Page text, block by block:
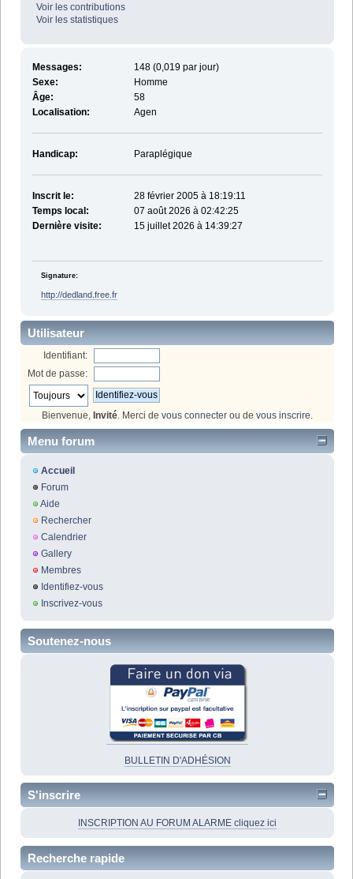
Voir les contributions
Voir les statistiques
Messages:
148 (0,019 par jour)
Sexe:
Homme
Âge:
58
Localisation:
Agen
Handicap: Paraplégique
Inscrit le:
28 février 2005 à 18:19:11
Temps local:
07 août 2026 à 02:42:25
Dernière visite:
15 juillet 2026 à 14:39:27
Signature:
http://dedland.free.fr
Utilisateur
Identifiant:
Mot de passe:
Bienvenue, Invité. Merci de vous connecter ou de vous inscrire.
Menu forum
Accueil
Forum
Aide
Rechercher
Calendrier
Gallery
Membres
Identifiez-vous
Inscrivez-vous
Soutenez-nous
BULLETIN D'ADHÉSION
S'inscrire
INSCRIPTION AU FORUM ALARME cliquez ici
Recherche rapide